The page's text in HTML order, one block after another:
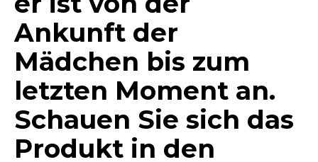
Ankunft der
Mädchen bis zum
letzten Moment an.
Schauen Sie sich das
Produkt in den